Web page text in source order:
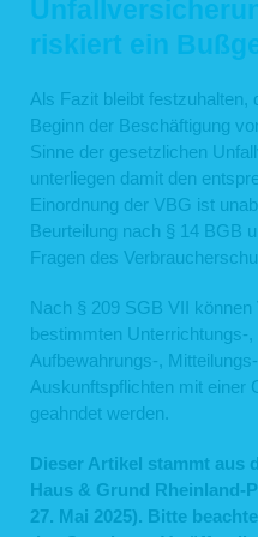
riskiert ein
Als Fazit bleibt festzuhalten,
Beginn der Beschäftigung
Sinne der gesetzlichen
unterliegen damit den
Einordnung der VBG ist
Beurteilung nach § 14 BGB
Fragen des
Nach § 209 SGB VII
bestimmten Unterrichtungs-
Aufbewahrungs-,
Auskunftspflichten mit einer
geahndet werden.
Dieser Artikel stammt aus
Haus & Grund Rheinland-
27. Mai 2025). Bitte
Name
E-Mail-Adresse
Rechtsgrundlage für die
Daten werden ausschließlich zur
keine Weitergabe der Daten an
verwenden, holen wir im Vorfeld
Daten aus der
Kommunikation mit Ihnen
entnehmen lässt, dass der
während des Absendevorgangs
3. Datenweitergabe und
Eine Übermittlung Ihrer
außer
wenn wir in der
darauf hingewiesen haben,
DSGVO dazu erteilt haben,
die Weitergabe nach Art. 6
Ausübung oder
kein Grund zur